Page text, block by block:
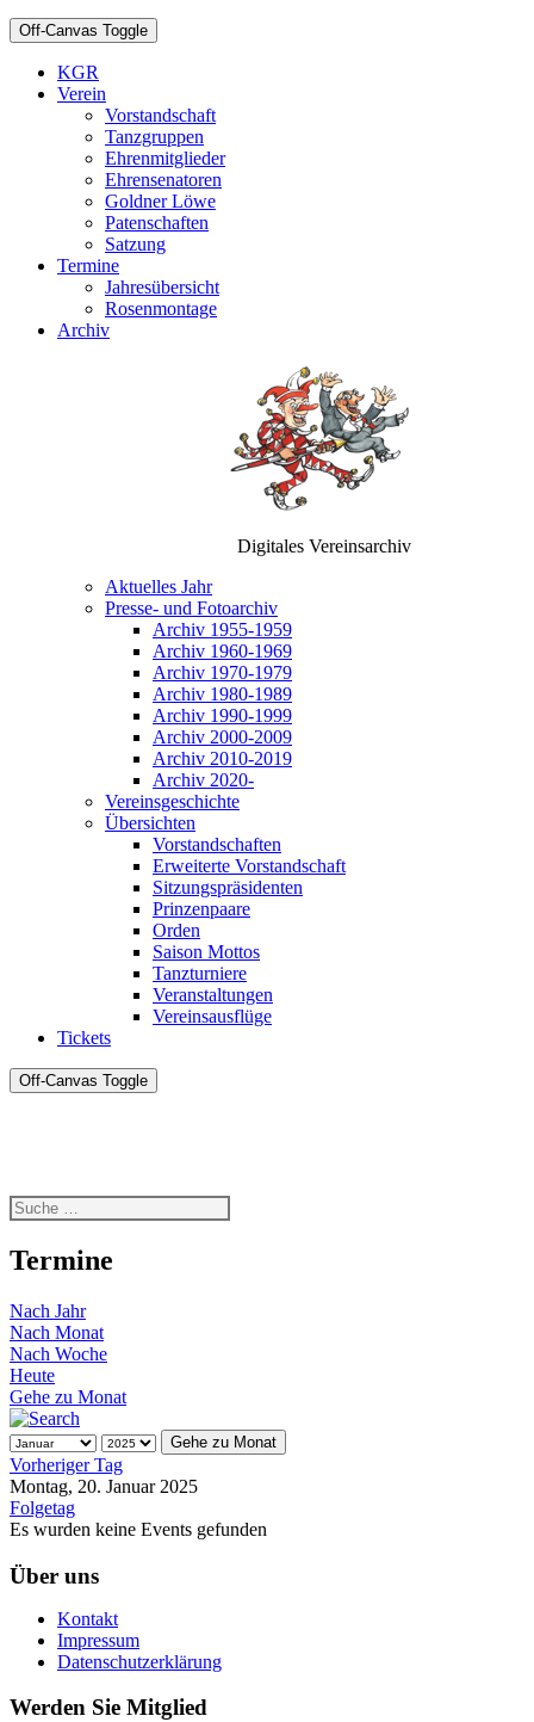
Off-Canvas Toggle
KGR
Verein
Vorstandschaft
Tanzgruppen
Ehrenmitglieder
Ehrensenatoren
Goldner Löwe
Patenschaften
Satzung
Termine
Jahresübersicht
Rosenmontage
Archiv
Digitales Vereinsarchiv
Aktuelles Jahr
Presse- und Fotoarchiv
Archiv 1955-1959
Archiv 1960-1969
Archiv 1970-1979
Archiv 1980-1989
Archiv 1990-1999
Archiv 2000-2009
Archiv 2010-2019
Archiv 2020-
Vereinsgeschichte
Übersichten
Vorstandschaften
Erweiterte Vorstandschaft
Sitzungspräsidenten
Prinzenpaare
Orden
Saison Mottos
Tanzturniere
Veranstaltungen
Vereinsausflüge
Tickets
Off-Canvas Toggle
Termine
Nach Jahr
Nach Monat
Nach Woche
Heute
Gehe zu Monat
Gehe zu Monat
Vorheriger Tag
Montag, 20. Januar 2025
Folgetag
Es wurden keine Events gefunden
Über uns
Kontakt
Impressum
Datenschutzerklärung
Werden Sie Mitglied